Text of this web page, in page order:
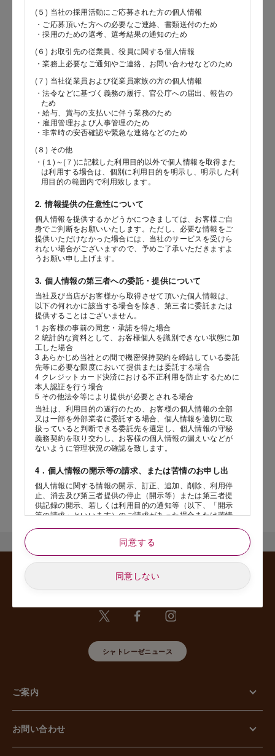
(５) 当社の採用活動にご応募された方の個人情報
・ご応募頂いた方への必要なご連絡、書類送付のため
・採用のための選考、選考結果の通知のため
(６) お取引先の従業員、役員に関する個人情報
・業務上必要なご通知やご連絡、お問い合わせなどのため
(７) 当社従業員および従業員家族の方の個人情報
・法令などに基づく義務の履行、官公庁への届出、報告の
ため
・給与、賞与の支払いに伴う業務のため
・雇用管理および人事管理のため
・非常時の安否確認や緊急な連絡などのため
(８) その他
・(１)～(７)に記載した利用目的以外で個人情報を取得また
は利用する場合は、個別に利用目的を明示し、明示した利
用目的の範囲内で利用致します。
2. 情報提供の任意性について
個人情報を提供するかどうかにつきましては、お客様ご自
身でご判断をお願いいたします。ただし、必要な情報をご
提供いただけなかった場合には、当社のサービスを受けら
れない場合がございますので、予めご了承いただきますよ
うお願い申し上げます。
3. 個人情報の第三者への委託・提供について
当社及び当店がお客様から取得させて頂いた個人情報は、
以下の何れかに該当する場合を除き、第三者に委託または
提供することはございません。
1 お客様の事前の同意・承諾を得た場合
2 統計的な資料として、お客様個人を識別できない状態に加
工した場合
3 あらかじめ当社との間で機密保持契約を締結している委託
先等に必要な限度において提供または委託する場合
4 クレジットカード決済における不正利用を防止するために
本人認証を行う場合
5 その他法令等により提供が必要とされる場合
当社は、利用目的の遂行のため、お客様の個人情報の全部
又は一部を外部業者に委託する場合、個人情報を適切に取
扱っていると判断できる委託先を選定し、個人情報の守秘
義務契約を取り交わし、お客様の個人情報の漏えいなどが
ないように管理状況の確認を致します。
4．個人情報の開示等の請求、または苦情のお申し出
個人情報に関する情報の開示、訂正、追加、削除、利用停
止、消去及び第三者提供の停止（開示等）または第三者提
供記録の開示、若しくは利用目的の通知等（以下、「開示
等の請求」といいます）のご請求があった場合または苦情
認させていただいたうえで、特別な理由のない限り合理的
な期間と範囲内で対応させていただきます。
5. 個人情報の安全管理のために講じた措置について
当社は外的環境を把握した上で個人情報の安全管理のため
【組織的安全管理措置】
組織体制の整備、個人情報の取扱いに係る規律に従った運
等事案に対応する体制の整備、取扱い状況の把握及び安全
管理措置の見直し等に関して、必要な措置を講じていま
期的な教育等を行っております。また、個人情報の秘密保
個人情報を取り扱う区域の管理、機器及び電子媒体等の盗
難等の防止、電子媒体等を持ち運ぶ場合の漏えい等の防
止、個人情報の削除及び機器、電子媒体等の廃棄に関し
同意する
同意しない
都道府県
市区郡
生年月日
年
月
店舗サービスに関するお問い合わせにつきましては、内容欄に『店
舗名』を記載いただけますと幸いです。
シャトレーゼニュース
ご案内
お問い合わせ
岳や末広がりを意味す
やつ時」という意味を込
。雄大な八ヶ岳山麓の自
れる、こだわりのスイー
海外 Overseas shops
Indonesia
Malaysia
Hong Kong
UAE
Thailand
Vietnam